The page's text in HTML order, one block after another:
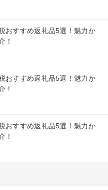
おすすめ返礼品5選！魅力か
！
おすすめ返礼品5選！魅力か
！
おすすめ返礼品5選！魅力か
！